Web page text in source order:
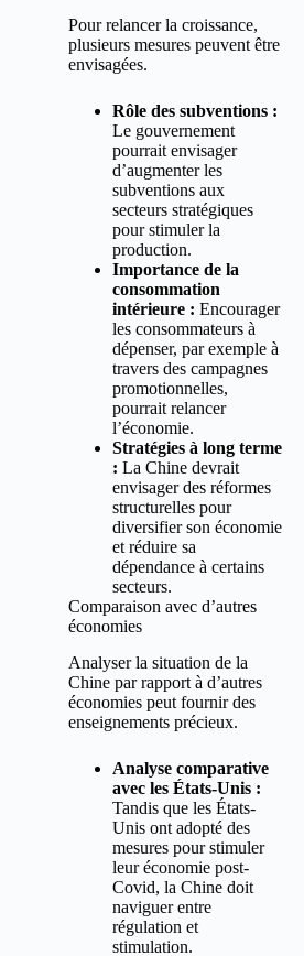
Pour relancer la croissance,
plusieurs mesures peuvent être
envisagées.
Rôle des subventions :
Le gouvernement
pourrait envisager
d’augmenter les
subventions aux
secteurs stratégiques
pour stimuler la
production.
Importance de la
consommation
intérieure : Encourager
les consommateurs à
dépenser, par exemple à
travers des campagnes
promotionnelles,
pourrait relancer
l’économie.
Stratégies à long terme
: La Chine devrait
envisager des réformes
structurelles pour
diversifier son économie
et réduire sa
dépendance à certains
secteurs.
Comparaison avec d’autres
économies
Analyser la situation de la
Chine par rapport à d’autres
économies peut fournir des
enseignements précieux.
Analyse comparative
avec les États-Unis :
Tandis que les États-
Unis ont adopté des
mesures pour stimuler
leur économie post-
Covid, la Chine doit
naviguer entre
régulation et
stimulation.